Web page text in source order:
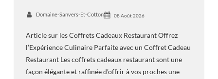
Domaine-Sanvers-Et-Cotton 08 Août 2026
Article sur les Coffrets Cadeaux Restaurant Offrez
l’Expérience Culinaire Parfaite avec un Coffret Cadeau
Restaurant Les coffrets cadeaux restaurant sont une
façon élégante et raffinée d’offrir à vos proches une